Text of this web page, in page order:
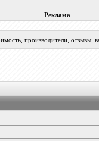
Реклама
производители, отзывы,